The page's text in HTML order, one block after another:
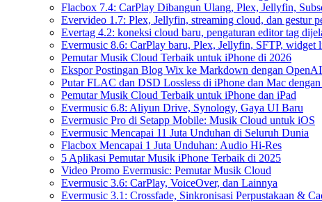
Flacbox 7.4: CarPlay Dibangun Ulang, Plex, Jellyfin,
Evervideo 1.7: Plex, Jellyfin, streaming cloud, dan gestur
Evertag 4.2: koneksi cloud baru, pengaturan editor tag
Evermusic 8.6: CarPlay baru, Plex, Jellyfin, SFTP, widget
Pemutar Musik Cloud Terbaik untuk iPhone di 2026
Ekspor Postingan Blog Wix ke Markdown dengan OpenAI
Putar FLAC dan DSD Lossless di iPhone dan Mac
Pemutar Musik Cloud Terbaik untuk iPhone dan iPad
Evermusic 6.8: Aliyun Drive, Synology, Gaya UI Baru
Evermusic Pro di Setapp Mobile: Musik Cloud untuk iOS
Evermusic Mencapai 11 Juta Unduhan di Seluruh Dunia
Flacbox Mencapai 1 Juta Unduhan: Audio Hi-Res
5 Aplikasi Pemutar Musik iPhone Terbaik di 2025
Video Promo Evermusic: Pemutar Musik Cloud
Evermusic 3.6: CarPlay, VoiceOver, dan Lainnya
Evermusic 3.1: Crossfade, Sinkronisasi Perpustakaan &